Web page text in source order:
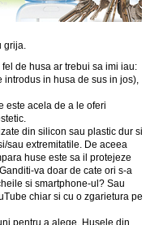
grija.
de husa ar trebui sa imi iau:
introdus in husa de sus in jos),
este acela de a le oferi
din silicon sau plastic dur si
sau extremitatile. De aceea
huse este sa il protejeze
va doar de cate ori s-a
si smartphone-ul? Sau
chiar si cu o zgarietura pe
pentru a alege. Husele din